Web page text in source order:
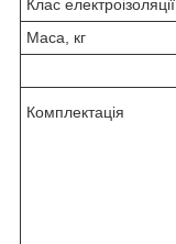
Клас електроізоляції
Маса, кг
Комплектація